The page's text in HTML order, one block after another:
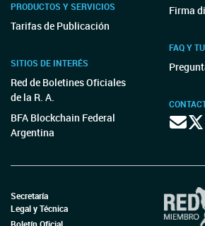
PRODUCTOS Y SERVICIOS
Tarifas de Publicación
SITIOS DE INTERÉS
Red de Boletines Oficiales
de la R. A.
BFA Blockchain Federal
Argentina
Firma
FAQ Y
Secretaría
Legal y Técnica
Boletín Oficial